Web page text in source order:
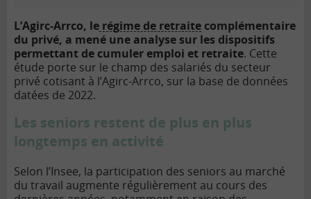
d
é
o
L’Agirc-Arrco, le régime de retraite complémentaire
du privé, a mené une analyse sur les dispositifs
permettant de cumuler emploi et retraite. Cette
étude porte sur le champ des salariés du secteur
privé cotisant à l’Agirc-Arrco, sur la base de données
datées de 2022.
Les seniors restent de plus en plus
longtemps en activité
Selon l’Insee, la participation des seniors au marché
du travail augmente régulièrement au cours des